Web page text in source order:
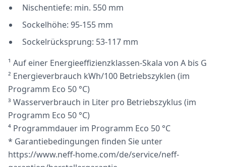
Nischentiefe: min. 550 mm
Sockelhöhe: 95-155 mm
Sockelrücksprung: 53-117 mm
¹ Auf einer Energieeffizienzklassen-Skala von A bis G
² Energieverbrauch kWh/100 Betriebszyklen (im
Programm Eco 50 °C)
³ Wasserverbrauch in Liter pro Betriebszyklus (im
Programm Eco 50 °C)
⁴ Programmdauer im Programm Eco 50 °C
* Garantiebedingungen finden Sie unter
https://www.neff-home.com/de/service/neff-